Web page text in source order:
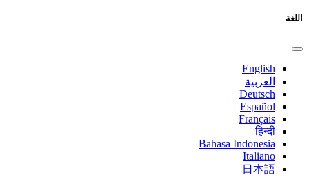
اللغة
English
العربية
Deutsch
Español
Français
हिन्दी
Bahasa Indonesia
Italiano
日本語